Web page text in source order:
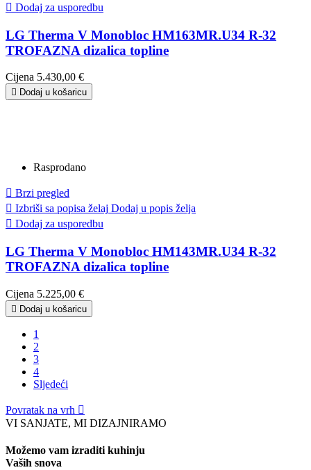
 Dodaj za usporedbu
LG Therma V Monobloc HM163MR.U34 R-32
TROFAZNA dizalica topline
Cijena 5.430,00 €
 Dodaj u košaricu
Rasprodano
 Brzi pregled
 Izbriši sa popisa želaj Dodaj u popis želja
 Dodaj za usporedbu
LG Therma V Monobloc HM143MR.U34 R-32
TROFAZNA dizalica topline
Cijena 5.225,00 €
 Dodaj u košaricu
1
2
3
4
Sljedeći
Povratak na vrh 
VI SANJATE, MI DIZAJNIRAMO
Možemo vam izraditi kuhinju
Vaših snova